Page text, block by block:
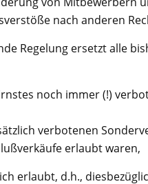
nach anderen
Regelung ersetzt alle
noch immer (!)
verbotenen
erlaubt waren,
erlaubt, d.h.,